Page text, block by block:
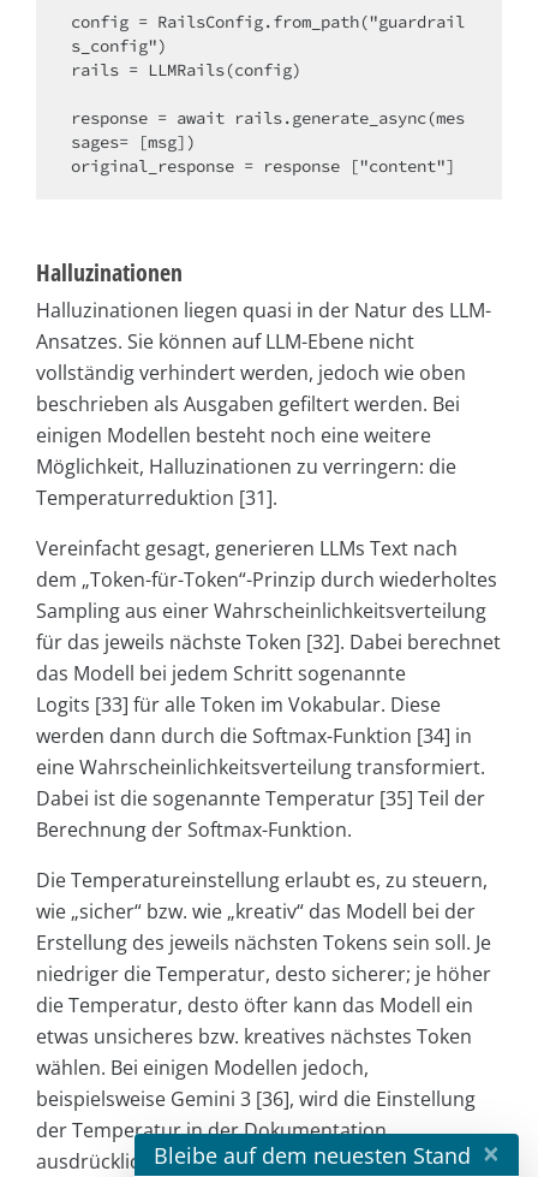
config = RailsConfig.from_path("guardrail
s_config")
rails = LLMRails(config)
response = await rails.generate_async(mes
sages= [msg])
Halluzinationen
Halluzinationen liegen quasi in der Natur des LLM-
Ansatzes. Sie können auf LLM-Ebene nicht
vollständig verhindert werden, jedoch wie oben
beschrieben als Ausgaben gefiltert werden. Bei
einigen Modellen besteht noch eine weitere
Möglichkeit, Halluzinationen zu verringern: die
Temperaturreduktion [31].
Vereinfacht gesagt, generieren LLMs Text nach
dem „Token-für-Token“-Prinzip durch wiederholtes
Sampling aus einer Wahrscheinlichkeitsverteilung
für das jeweils nächste Token [32]. Dabei berechnet
das Modell bei jedem Schritt sogenannte
Logits [33] für alle Token im Vokabular. Diese
werden dann durch die Softmax-Funktion [34] in
eine Wahrscheinlichkeitsverteilung transformiert.
Dabei ist die sogenannte Temperatur [35] Teil der
Berechnung der Softmax-Funktion.
Die Temperatureinstellung erlaubt es, zu steuern,
wie „sicher“ bzw. wie „kreativ“ das Modell bei der
Erstellung des jeweils nächsten Tokens sein soll. Je
niedriger die Temperatur, desto sicherer; je höher
die Temperatur, desto öfter kann das Modell ein
etwas unsicheres bzw. kreatives nächstes Token
wählen. Bei einigen Modellen jedoch,
beispielsweise Gemini 3 [36], wird die Einstellung
der Temperatur in der Dokumentation
ausdrücklich nicht empfohlen [37]. Wenn die
Bleibe auf dem neuesten Stand ×